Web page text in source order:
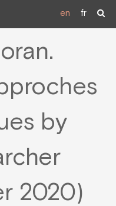
en fr
by
2020)